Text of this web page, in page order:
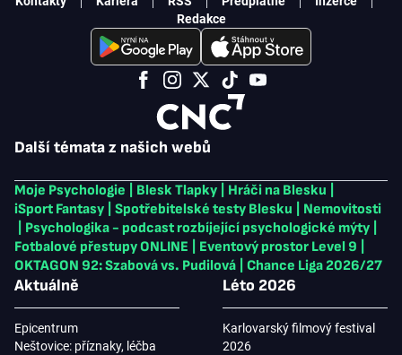
Další témata z našich webů
Moje Psychologie Blesk Tlapky Hráči na Blesku
iSport Fantasy
Spotřebitelské testy Blesku
Nemovitosti
Psychologika - podcast rozbíjející psychologické mýty
Fotbalové přestupy ONLINE
Eventový prostor Level 9
OKTAGON 92: Szabová vs. Pudilová
Chance Liga 2026/27
Aktuálně
Epicentrum
Neštovice: příznaky, léčba
Léto 2026
Karlovarský filmový festival
2026
Redakce